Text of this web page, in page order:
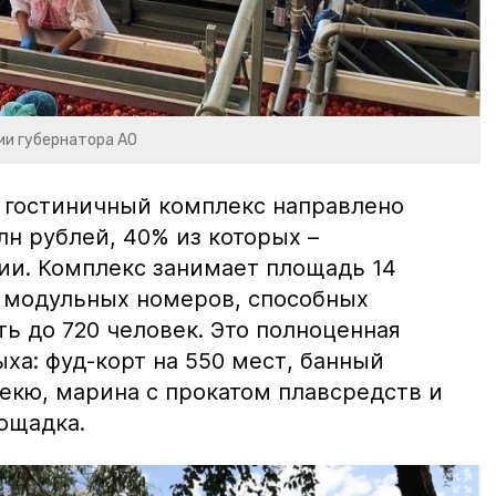
губернатора АО
комплекс направлено
рублей, 40% из которых –
Комплекс занимает площадь 14
модульных номеров, способных
до 720 человек. Это полноценная
фуд-корт на 550 мест, банный
марина с прокатом плавсредств и